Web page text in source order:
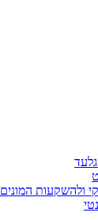
ולהשקעות המונים